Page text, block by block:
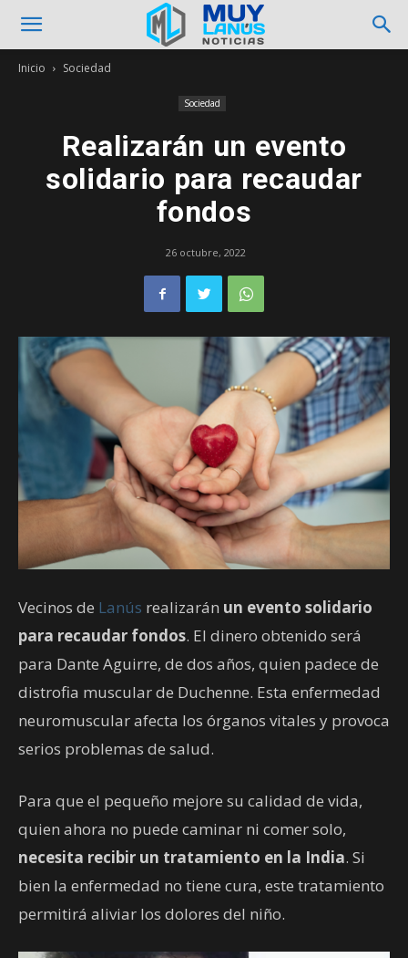
Inicio Sociedad
Sociedad
Realizarán un evento
solidario para recaudar
fondos
26 octubre, 2022
Vecinos de Lanús realizarán un evento solidario
para recaudar fondos. El dinero obtenido será
para Dante Aguirre, de dos años, quien padece de
distrofia muscular de Duchenne. Esta enfermedad
neuromuscular afecta los órganos vitales y provoca
serios problemas de salud.
Para que el pequeño mejore su calidad de vida,
quien ahora no puede caminar ni comer solo,
necesita recibir un tratamiento en la India. Si
bien la enfermedad no tiene cura, este tratamiento
permitirá aliviar los dolores del niño.